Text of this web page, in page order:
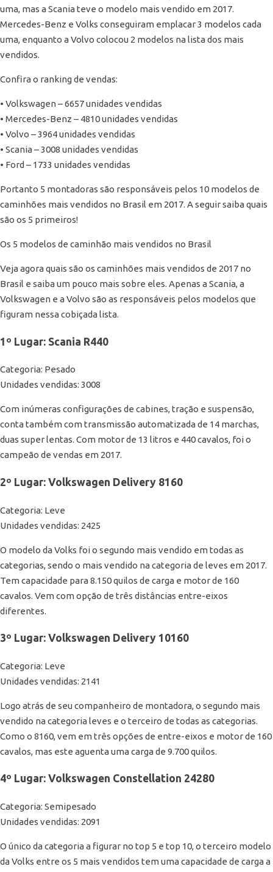
uma, mas a Scania teve o modelo mais vendido em 2017.
Mercedes-Benz e Volks conseguiram emplacar 3 modelos cada
uma, enquanto a Volvo colocou 2 modelos na lista dos mais
vendidos.
Confira o ranking de vendas:
• Volkswagen – 6657 unidades vendidas
• Mercedes-Benz – 4810 unidades vendidas
• Volvo – 3964 unidades vendidas
• Scania – 3008 unidades vendidas
• Ford – 1733 unidades vendidas
Portanto 5 montadoras são responsáveis pelos 10 modelos de
caminhões mais vendidos no Brasil em 2017. A seguir saiba quais
são os 5 primeiros!
Os 5 modelos de caminhão mais vendidos no Brasil
Veja agora quais são os caminhões mais vendidos de 2017 no
Brasil e saiba um pouco mais sobre eles. Apenas a Scania, a
Volkswagen e a Volvo são as responsáveis pelos modelos que
figuram nessa cobiçada lista.
1º Lugar: Scania R440
Categoria: Pesado
Unidades vendidas: 3008
Com inúmeras configurações de cabines, tração e suspensão,
conta também com transmissão automatizada de 14 marchas,
duas super lentas. Com motor de 13 litros e 440 cavalos, foi o
campeão de vendas em 2017.
2º Lugar: Volkswagen Delivery 8160
Categoria: Leve
Unidades vendidas: 2425
O modelo da Volks foi o segundo mais vendido em todas as
categorias, sendo o mais vendido na categoria de leves em 2017.
Tem capacidade para 8.150 quilos de carga e motor de 160
cavalos. Vem com opção de três distâncias entre-eixos
diferentes.
3º Lugar: Volkswagen Delivery 10160
Categoria: Leve
Unidades vendidas: 2141
Logo atrás de seu companheiro de montadora, o segundo mais
vendido na categoria leves e o terceiro de todas as categorias.
Como o 8160, vem em três opções de entre-eixos e motor de 160
cavalos, mas este aguenta uma carga de 9.700 quilos.
4º Lugar: Volkswagen Constellation 24280
Categoria: Semipesado
Unidades vendidas: 2091
O único da categoria a figurar no top 5 e top 10, o terceiro modelo
da Volks entre os 5 mais vendidos tem uma capacidade de carga a